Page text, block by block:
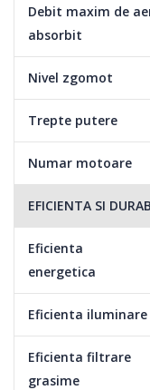
Debit maxim de
absorbit
Nivel zgomot
Trepte putere
Numar motoare
EFICIENTA SI
Eficienta
energetica
Eficienta iluminare
Eficienta filtrare
grasime